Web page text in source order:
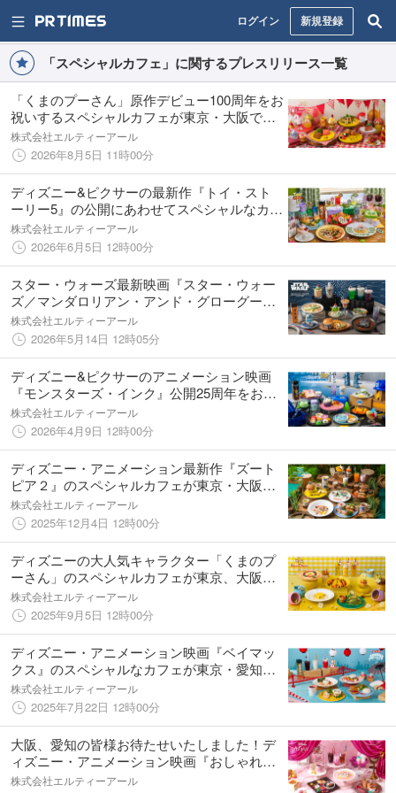
ログイン 新規登録
「スペシャルカフェ」に関するプレスリリース一覧
「くまのプーさん」原作デビュー100周年をお
祝いするスペシャルカフェが東京・大阪で開
催決定！「くまのプーさん」OH MY CAFE期
間限定オープン！！
株式会社エルティーアール
2026年8月5日 11時00分
ディズニー&ピクサーの最新作『トイ・スト
ーリー5』の公開にあわせてスペシャルなカフ
ェが東京・大阪・愛知・宮城に登場！「ト
イ・ストーリー5」OH MY CAFE期間限定オ
ープン！！
株式会社エルティーアール
2026年6月5日 12時00分
スター・ウォーズ最新映画『スター・ウォー
ズ／マンダロリアン・アンド・グローグー』
の公開にあわせてスペシャルカフェが登場
「STAR WARS」CAFE : Galactic Diner期間限
定オープン！
株式会社エルティーアール
2026年5月14日 12時05分
ディズニー&ピクサーのアニメーション映画
『モンスターズ・インク』公開25周年をお祝
いしたスペシャルカフェが東京・表参道に登
場！「モンスターズ・インク」OH MY CAFE
期間限定オープン！！
株式会社エルティーアール
2026年4月9日 12時00分
ディズニー・アニメーション最新作『ズート
ピア２』のスペシャルカフェが東京・大阪・
愛知3都市で開催決定！「ズートピア2」OH
MY CAFE期間限定オープン！！
株式会社エルティーアール
2025年12月4日 12時00分
ディズニーの大人気キャラクター「くまのプ
ーさん」のスペシャルカフェが東京、大阪で
開催決定！「くまのプーさん」OH MY CAFE
期間限定オープン！！
株式会社エルティーアール
2025年9月5日 12時00分
ディズニー・アニメーション映画『ベイマッ
クス』のスペシャルなカフェが東京・愛知・
大阪で開催決定！「ベイマックス」OH MY
CAFE期間限定オープン！
株式会社エルティーアール
2025年7月22日 12時00分
大阪、愛知の皆様お待たせいたしました！デ
ィズニー・アニメーション映画『おしゃれキ
ャット』公開55周年を記念したスペシャルカ
株式会社エルティーアール